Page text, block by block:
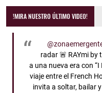
!MIRA NUESTRO ÚLTIMO VIDEO!
radar 🚨 RAYmi by
a una nueva era con “I
viaje entre el French
invita a soltar, bailar